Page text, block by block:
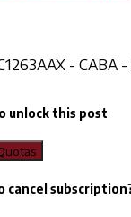
- CABA
unlock this post
cancel